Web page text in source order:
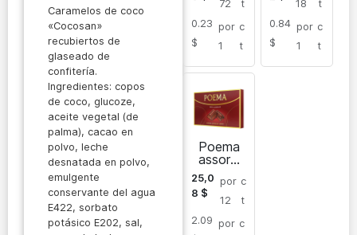
Caramelos de coco
«Cocosan»
recubiertos de
glaseado de
confitería.
Ingredientes: copos
de coco, glucoze,
aceite vegetal (de
palma), cacao en
polvo, leche
desnatada en polvo,
emulgente
conservante del agua
E422, sorbato
potásico E202, sal,
72
t
0.23
$
por
1
c
t
inas
18
t
0.84
$
por
1
c
t
Poema
assorti
de
chocolat
e con
25,0
8 $
por
12
c
t
2.09 por c